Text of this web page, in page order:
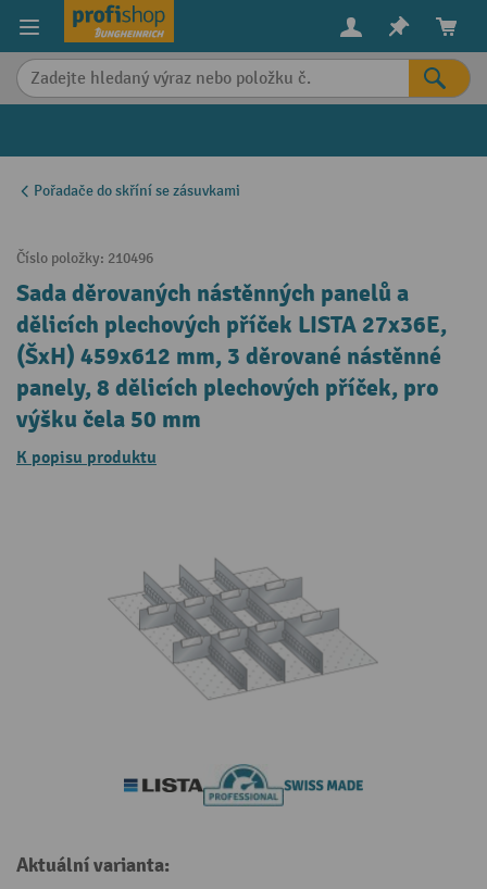
content
Pořadače do skříní se zásuvkami
Číslo položky: 210496
Sada děrovaných nástěnných panelů a
dělicích plechových příček LISTA 27x36E,
(ŠxH) 459x612 mm, 3 děrované nástěnné
panely, 8 dělicích plechových příček, pro
výšku čela 50 mm
K popisu produktu
Aktuální varianta: